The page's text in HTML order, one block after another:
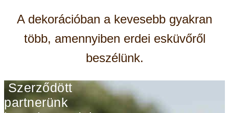
A dekorációban a kevesebb gyakran
több, amennyiben erdei esküvőről
beszélünk.
Szerződött
partnerünk